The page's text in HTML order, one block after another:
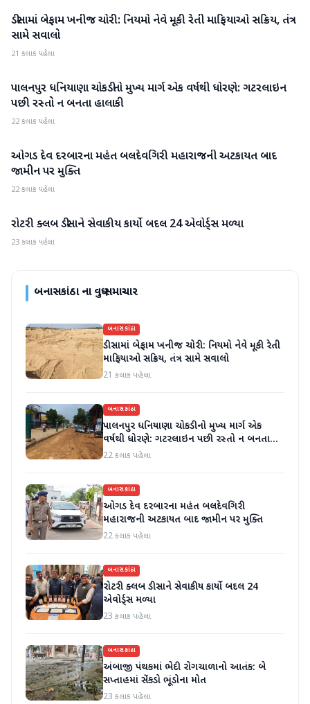
બનાસકાંઠા
ડીસામાં બેફામ ખનીજ ચોરી: નિયમો નેવે મૂકી રેતી માફિયાઓ સક્રિય, તંત્ર
સામે સવાલો
21 કલાક પહેલા
બનાસકાંઠા
પાલનપુર ધનિયાણા ચોકડીનો મુખ્ય માર્ગ એક વર્ષથી ધોરણે: ગટરલાઇન
પછી રસ્તો ન બનતા હાલાકી
22 કલાક પહેલા
બનાસકાંઠા
ઓગડ દેવ દરબારના મહંત બલદેવગિરી મહારાજની અટકાયત બાદ
જામીન પર મુક્તિ
22 કલાક પહેલા
બનાસકાંઠા
રોટરી ક્લબ ડીસાને સેવાકીય કાર્યો બદલ 24 એવોર્ડ્સ મળ્યા
23 કલાક પહેલા
બનાસકાંઠાના વધુ સમાચાર
બનાસકાંઠા
ડીસામાં બેફામ ખનીજ ચોરી: નિયમો નેવે મૂકી રેતી
માફિયાઓ સક્રિય, તંત્ર સામે સવાલો
21 કલાક પહેલા
બનાસકાંઠા
પાલનપુર ધનિયાણા ચોકડીનો મુખ્ય માર્ગ એક
વર્ષથી ધોરણે: ગટરલાઇન પછી રસ્તો ન બનતા
હાલાકી
22 કલાક પહેલા
બનાસકાંઠા
ઓગડ દેવ દરબારના મહંત બલદેવગિરી
મહારાજની અટકાયત બાદ જામીન પર મુક્તિ
22 કલાક પહેલા
બનાસકાંઠા
રોટરી ક્લબ ડીસાને સેવાકીય કાર્યો બદલ 24
એવોર્ડ્સ મળ્યા
23 કલાક પહેલા
બનાસકાંઠા
અંબાજી પંથકમાં ભેદી રોગચાળાનો આતંક: બે
સપ્તાહમાં સેંકડો ભૂંડોના મોત
23 કલાક પહેલા